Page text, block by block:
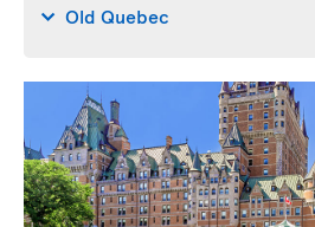
Old Quebec